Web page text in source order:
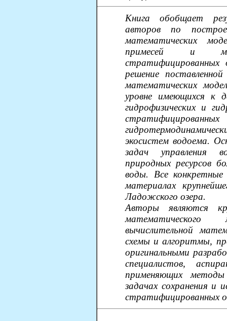
Книга обобщает
авторов по
математических
примесей и
стратифицированных
решение
математических
уровне имеющихся к
гидрофизических и
экосистем водоема.
задач управления
природных ресурсов
воды. Все
материалах
Ладожского озера.
Авторы являются
математического
вычислительной
схемы и алгоритмы,
оригинальными
специалистов,
применяющих методы
задачах сохранения и
стратифицированных